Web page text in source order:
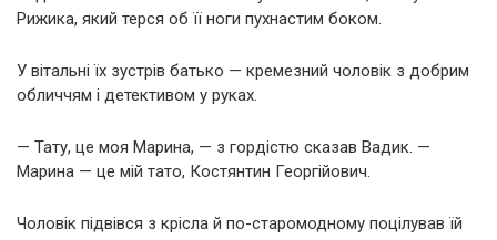
Рижика, який терся об її ноги пухнастим боком.
У вітальні їх зустрів батько — кремезний чоловік з добрим
обличчям і детективом у руках.
— Тату, це моя Марина, — з гордістю сказав Вадик. —
Марина — це мій тато, Костянтин Георгійович.
Чоловік підвівся з крісла й по-старомодному поцілував їй